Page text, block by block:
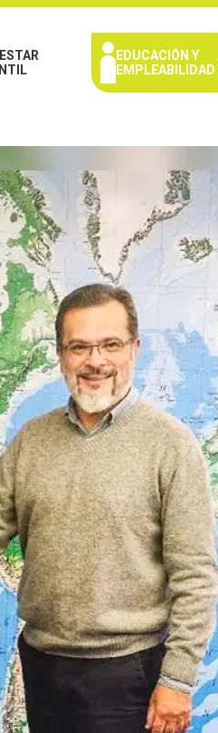
EDUCACIÓN Y
EMPLEABILIDAD